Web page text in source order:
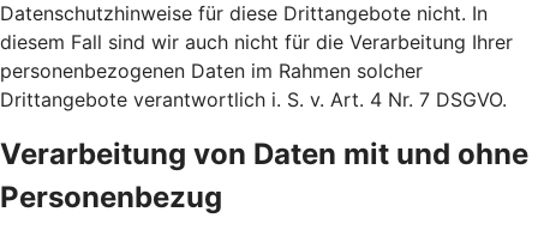
Datenschutzhinweise für diese Drittangebote nicht. In
diesem Fall sind wir auch nicht für die Verarbeitung Ihrer
personenbezogenen Daten im Rahmen solcher
Drittangebote verantwortlich i. S. v. Art. 4 Nr. 7 DSGVO.
Verarbeitung von Daten mit und ohne
Personenbezug